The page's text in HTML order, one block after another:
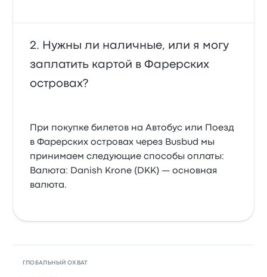
Нужны ли наличные, или я могу
заплатить картой в Фарерских
островах?
При покупке билетов на Автобус или Поезд
в Фарерских островах через Busbud мы
принимаем следующие способы оплаты:
Валюта: Danish Krone (DKK) — основная
валюта.
ГЛОБАЛЬНЫЙ ОХВАТ